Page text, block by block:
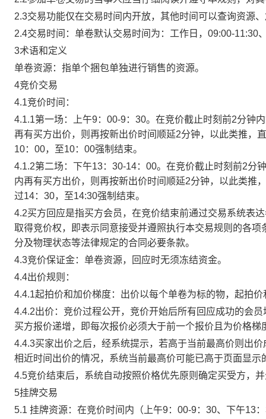
2.3交易功能仅在交易时间内开放，其他时间可以查询资源
2.4交易时间：单卷默认交易时间为：工作日，09:00-11:30
3术语和定义
单卷资源：指单个捆包单独进行销售的资源。
4竞价交易
4.1竞价时间：
4.1.1第一场：上午9：00-9：30。在竞价截止时刻前2分钟
再有买方出价，则再按新出价时间顺延2分钟，以此类推，
10：00，至10：00强制结束。
4.1.2第二场：下午13：30-14：00。在竞价截止时刻前2分
内再有买方出价，则再按新出价时间顺延2分钟，以此类推
过14：30，至14:30强制结束。
4.2买方回应是指买方会员，在竞价结束前通过交易系统表
取得竞价权，即表示同意接受并遵照执行本交易规则的各
分及物理状态等法律规定的合同必要条款。
4.3竞价保证金：单卷资源，回应时无须冻结资金。
4.4出价规则：
4.4.1起拍价和加价梯度：出价以每个单卷为标的物，起拍
4.4.2出价：竞价过程公开，竞价开始后所有回应成功的会
买方报价递增，即每次报价必须大于前一个报价且为价格
4.4.3买家出价之后，经系统提示，若高于当前最高价则出
相近时间出价的情况，系统当前最高价可能已高于页面显示
4.5竞价结束后，系统自动按照价格优先原则确定买受方，
5挂牌交易
5.1 挂牌资源：在竞价时间内（上午9：00-9：30、下午13